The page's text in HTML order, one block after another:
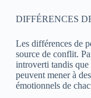
DIFFÉRENCES
Les différences de
source de conflit.
introverti tandis que
peuvent mener à
émotionnels de